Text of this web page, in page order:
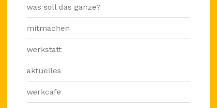
was soll das ganze?
mitmachen
werkstatt
aktuelles
werkcafe